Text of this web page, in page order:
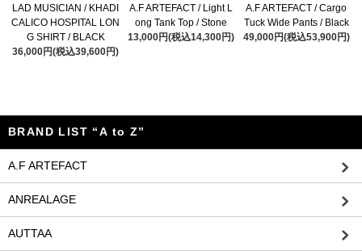
LAD MUSICIAN / KHADI
CALICO HOSPITAL LON
G SHIRT / BLACK
36,000円(税込39,600円)
A.F ARTEFACT / Light L
ong Tank Top / Stone
13,000円(税込14,300円)
A.F ARTEFACT / Cargo
Tuck Wide Pants / Black
49,000円(税込53,900円)
BRAND LIST “A to Z”
A.F ARTEFACT
ANREALAGE
AUTTAA